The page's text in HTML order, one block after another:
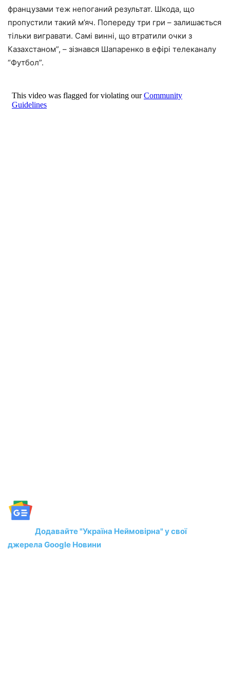
французами теж непоганий результат. Шкода, що
пропустили такий м’яч. Попереду три гри – залишається
тільки вигравати. Самі винні, що втратили очки з
Казахстаном”, – зізнався Шапаренко в ефірі телеканалу
“Футбол”.
Додавайте "Україна Неймовірна" у свої
джерела Google Новини